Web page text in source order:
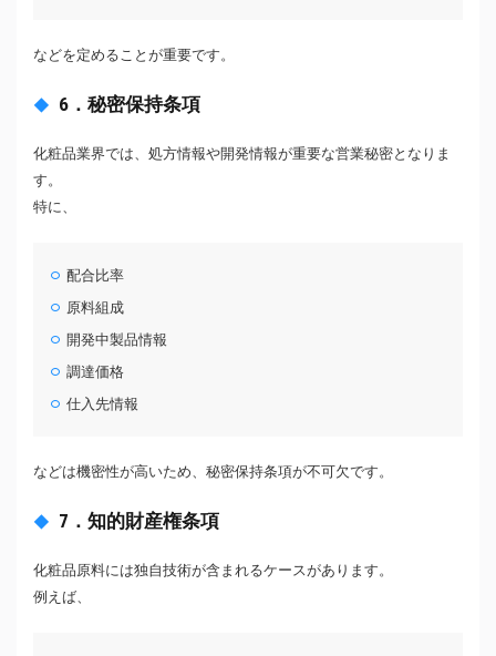
などを定めることが重要です。
6．秘密保持条項
化粧品業界では、処方情報や開発情報が重要な営業秘密となりま
す。
特に、
配合比率
原料組成
開発中製品情報
調達価格
仕入先情報
などは機密性が高いため、秘密保持条項が不可欠です。
7．知的財産権条項
化粧品原料には独自技術が含まれるケースがあります。
例えば、